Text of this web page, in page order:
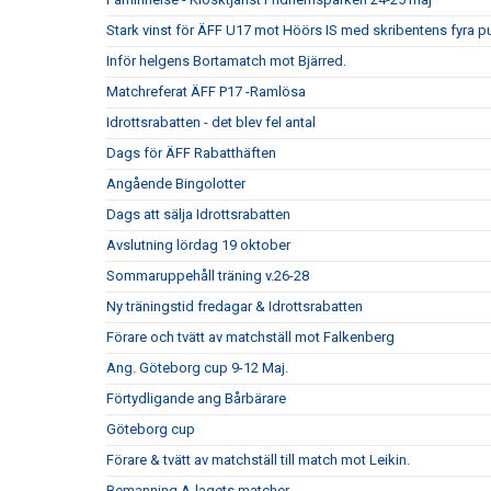
Stark vinst för ÄFF U17 mot Höörs IS med skribentens fyra
Inför helgens Bortamatch mot Bjärred.
Matchreferat ÄFF P17 -Ramlösa
Idrottsrabatten - det blev fel antal
Dags för ÄFF Rabatthäften
Angående Bingolotter
Dags att sälja Idrottsrabatten
Avslutning lördag 19 oktober
Sommaruppehåll träning v.26-28
Ny träningstid fredagar & Idrottsrabatten
Förare och tvätt av matchställ mot Falkenberg
Ang. Göteborg cup 9-12 Maj.
Förtydligande ang Bårbärare
Göteborg cup
Förare & tvätt av matchställ till match mot Leikin.